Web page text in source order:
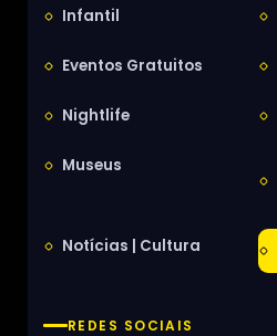
Infantil
Eventos Gratuitos
Nightlife
Museus
Notícias | Cultura
REDES SOCIAIS